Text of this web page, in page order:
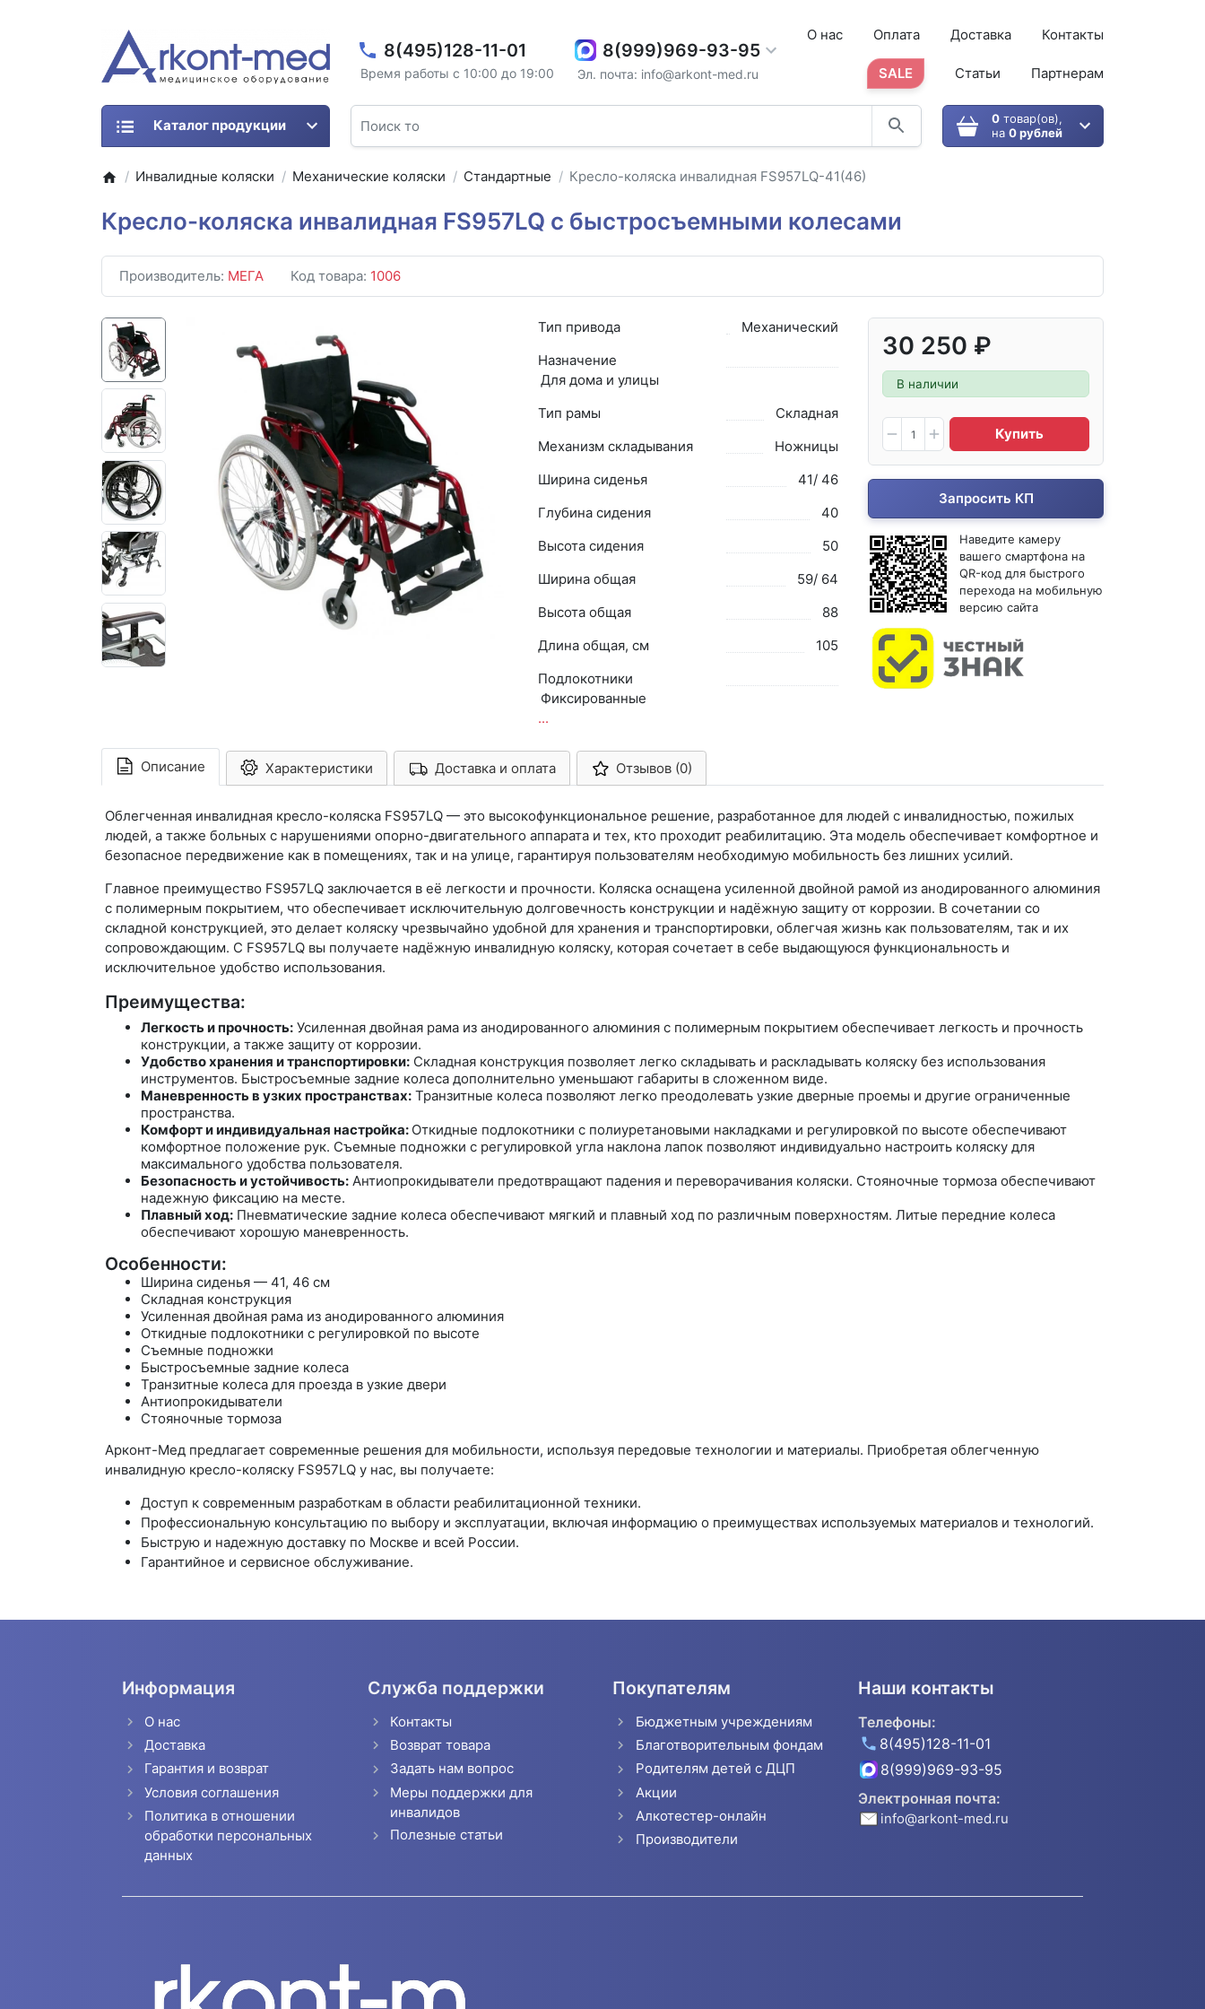
8(495)128-11-01
Время работы с 10:00 до 19:00
8(999)969-93-95
Эл. почта: info@arkont-med.ru
О нас Оплата Доставка Контакты
SALE Статьи Партнерам
0товар(ов),
на 0 рублей
Каталог продукции
Инвалидные коляски Механические коляски Стандартные Кресло-коляска инвалидная FS957LQ-41(46)
Кресло-коляска инвалидная FS957LQ с быстросъемными колесами
Производитель: МЕГА Код товара: 1006
30 250 ₽
В наличии
Купить
Запросить КП
Наведите камеру
вашего смартфона на
QR-код для быстрого
перехода на мобильную
версию сайта
Тип привода
Механический
Назначение
Для дома и улицы
Тип рамы
Складная
Механизм складывания
Ножницы
Ширина сиденья
41/ 46
Глубина сидения
40
Высота сидения
50
Ширина общая
59/ 64
Высота общая
88
Длина общая, см
105
Подлокотники
Фиксированные
...
Описание Характеристики Арконт-Мед Доставка и оплата Отзывов (0)
Облегченная инвалидная кресло-коляска FS957LQ — это высокофункциональное решение, разработанное для людей с инвалидностью, пожилых
людей, а также больных с нарушениями опорно-двигательного аппарата и тех, кто проходит реабилитацию. Эта модель обеспечивает комфортное и
безопасное передвижение как в помещениях, так и на улице, гарантируя пользователям необходимую мобильность без лишних усилий.
Главное преимущество FS957LQ заключается в её легкости и прочности. Коляска оснащена усиленной двойной рамой из анодированного алюминия
с полимерным покрытием, что обеспечивает исключительную долговечность конструкции и надёжную защиту от коррозии. В сочетании со
складной конструкцией, это делает коляску чрезвычайно удобной для хранения и транспортировки, облегчая жизнь как пользователям, так и их
сопровождающим. С FS957LQ вы получаете надёжную инвалидную коляску, которая сочетает в себе выдающуюся функциональность и
исключительное удобство использования.
Преимущества:
Легкость и прочность: Усиленная двойная рама из анодированного алюминия с полимерным покрытием обеспечивает легкость и прочность
конструкции, а также защиту от коррозии.
Удобство хранения и транспортировки: Складная конструкция позволяет легко складывать и раскладывать коляску без использования
инструментов. Быстросъемные задние колеса дополнительно уменьшают габариты в сложенном виде.
Маневренность в узких пространствах: Транзитные колеса позволяют легко преодолевать узкие дверные проемы и другие ограниченные
пространства.
Комфорт и индивидуальная настройка: Откидные подлокотники с полиуретановыми накладками и регулировкой по высоте обеспечивают
комфортное положение рук. Съемные подножки с регулировкой угла наклона лапок позволяют индивидуально настроить коляску для
максимального удобства пользователя.
Безопасность и устойчивость: Антиопрокидыватели предотвращают падения и переворачивания коляски. Стояночные тормоза обеспечивают
надежную фиксацию на месте.
Плавный ход: Пневматические задние колеса обеспечивают мягкий и плавный ход по различным поверхностям. Литые передние колеса
обеспечивают хорошую маневренность.
Особенности:
Ширина сиденья — 41, 46 см
Складная конструкция
Усиленная двойная рама из анодированного алюминия
Откидные подлокотники с регулировкой по высоте
Съемные подножки
Быстросъемные задние колеса
Транзитные колеса для проезда в узкие двери
Антиопрокидыватели
Стояночные тормоза
Арконт-Мед предлагает современные решения для мобильности, используя передовые технологии и материалы. Приобретая облегченную
инвалидную кресло-коляску FS957LQ у нас, вы получаете:
Доступ к современным разработкам в области реабилитационной техники.
Профессиональную консультацию по выбору и эксплуатации, включая информацию о преимуществах используемых материалов и технологий.
Быструю и надежную доставку по Москве и всей России.
Гарантийное и сервисное обслуживание.
Информация
О нас
Доставка
Гарантия и возврат
Условия соглашения
Политика в отношении
обработки персональных
данных
Служба поддержки
Контакты
Возврат товара
Задать нам вопрос
Меры поддержки для
инвалидов
Полезные статьи
Покупателям
Бюджетным учреждениям
Благотворительным фондам
Родителям детей с ДЦП
Акции
Алкотестер-онлайн
Производители
Наши контакты
Телефоны:
8(495)128-11-01
8(999)969-93-95
Электронная почта:
info@arkont-med.ru